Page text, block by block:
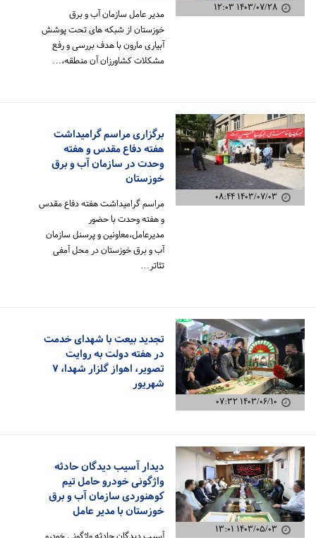
۱۴۰۳/۰۷/۲۸ ۱۲:۰۳
مدیر عامل سازمان آب و برق
خوزستان از شبکه های تحت پوشش
آبیاری مارون با هدف بررسی و رفع
مشکلات کشاورزان آن منطقه،…
۱۴۰۳/۰۷/۰۳ ۰۸:۴۴
برگزاری مراسم گرامیداشت
هفته دفاع مقدس و هفته
وحدت در سازمان آب و برق
خوزستان
مراسم گرامیداشت هفته دفاع مقدس
و هفته وحدت با حضور
مدیرعامل،معاونین و پرسنل سازمان
آب و برق خوزستان در محل آمفی
تئاتر…
۱۴۰۳/۰۶/۱۰ ۰۷:۳۲
تجدید بیعت با شهدای خدمت
در هفته دولت به روایت
تصویر، اهواز گلزار شهدا، ۷
شهریور
۱۴۰۳/۰۵/۰۳ ۱۳:۰۱
دیدار آسیب دیدگان حادثه
واژگونی خودرو حامل تیم
کوهنوردی سازمان آب و برق
خوزستان با مدیر عامل